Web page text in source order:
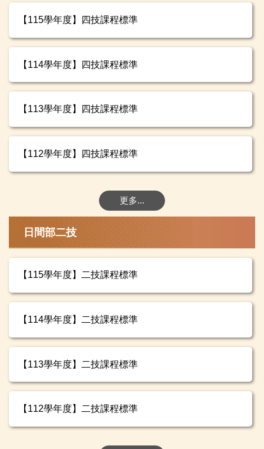
【115學年度】四技課程標準
【114學年度】四技課程標準
【113學年度】四技課程標準
【112學年度】四技課程標準
更多...
日間部二技
【115學年度】二技課程標準
【114學年度】二技課程標準
【113學年度】二技課程標準
【112學年度】二技課程標準